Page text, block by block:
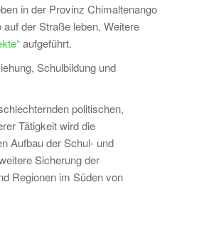
in der Provinz Chimaltenango
der Straße leben. Weitere
aufgeführt.
Schulbildung und
politischen,
Tätigkeit wird die
Aufbau der Schul- und
Sicherung der
Regionen im Süden von